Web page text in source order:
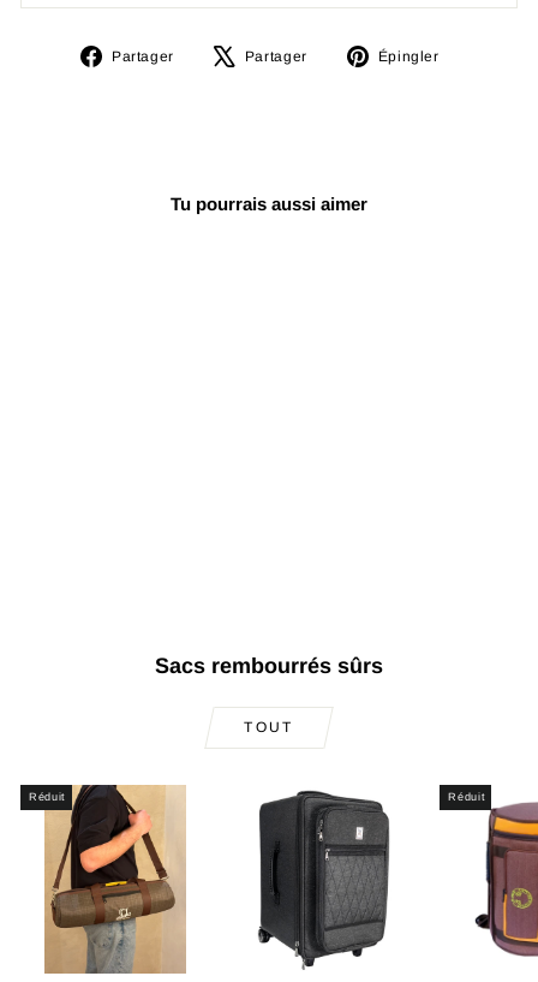
Partager
PartagerPartager
TweeterÉpingler
Tu pourrais aussi aimer
Sacs rembourrés sûrs
TOUT
Réduit Réduit